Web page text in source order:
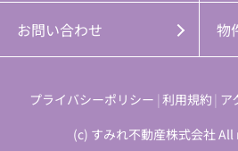
お問い合わせ 物
プライバシーポリシー 利用規約 ア
(c) すみれ不動産株式会社